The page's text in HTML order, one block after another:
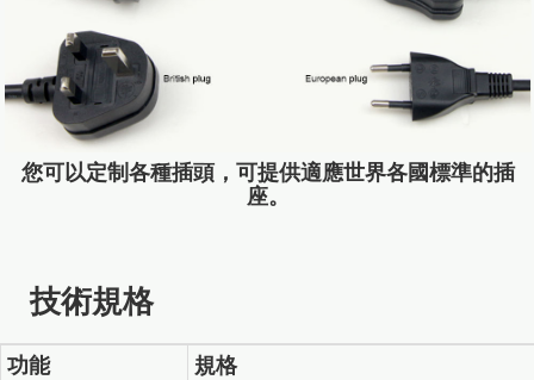
您可以定制各種插頭，可提供適應世界各國標準的插
座。
技術規格
功能 規格